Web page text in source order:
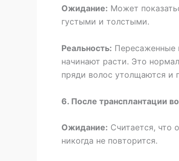
Ожидание: Может
густыми и толстыми.
Реальность: Пересаженные
начинают расти. Это
пряди волос утолщаются и
6. После трансплантации
Ожидание: Считается, что
никогда не повторится.